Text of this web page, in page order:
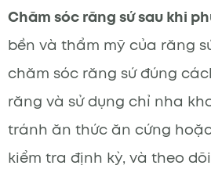
Chăm sóc răng sứ sau khi
bền và thẩm mỹ của răng
chăm sóc răng sứ đúng
răng và sử dụng chỉ nha
tránh ăn thức ăn cứng
kiểm tra định kỳ, và theo